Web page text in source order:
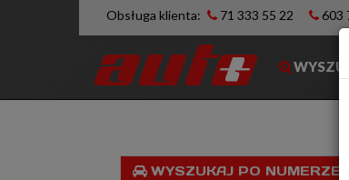
Obsługa klienta: 71 333 55 22 603
WYSZUKAJ PO NUMERZE